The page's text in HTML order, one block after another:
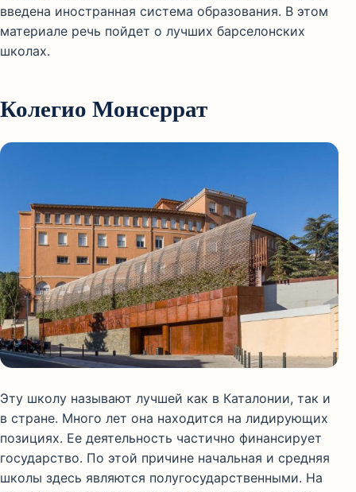
введена иностранная система образования. В этом
материале речь пойдет о лучших барселонских
школах.
Колегио Монсеррат
Эту школу называют лучшей как в Каталонии, так и
в стране. Много лет она находится на лидирующих
позициях. Ее деятельность частично финансирует
государство. По этой причине начальная и средняя
школы здесь являются полугосударственными. На